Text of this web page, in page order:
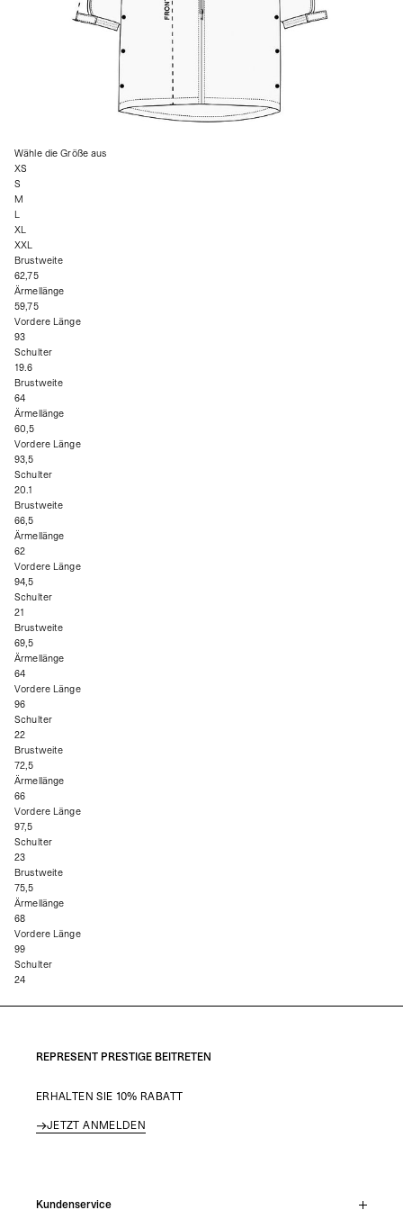
Wähle die Größe aus
XS
S
M
L
XL
XXL
Brustweite
62,75
Ärmellänge
59,75
Vordere Länge
93
Schulter
19.6
Brustweite
64
Ärmellänge
60,5
Vordere Länge
93,5
Schulter
20.1
Brustweite
66,5
Ärmellänge
62
Vordere Länge
94,5
Schulter
21
Brustweite
69,5
Ärmellänge
64
Vordere Länge
96
Schulter
22
Brustweite
72,5
Ärmellänge
66
Vordere Länge
97,5
Schulter
23
Brustweite
75,5
Ärmellänge
68
Vordere Länge
99
Schulter
24
REPRESENT PRESTIGE BEITRETEN
ERHALTEN SIE 10% RABATT
JETZT ANMELDEN
Kundenservice